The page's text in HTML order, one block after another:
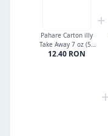
Pahare Carton illy
Take Away 7 oz (50
buc/set)
12.40 RON
+
+